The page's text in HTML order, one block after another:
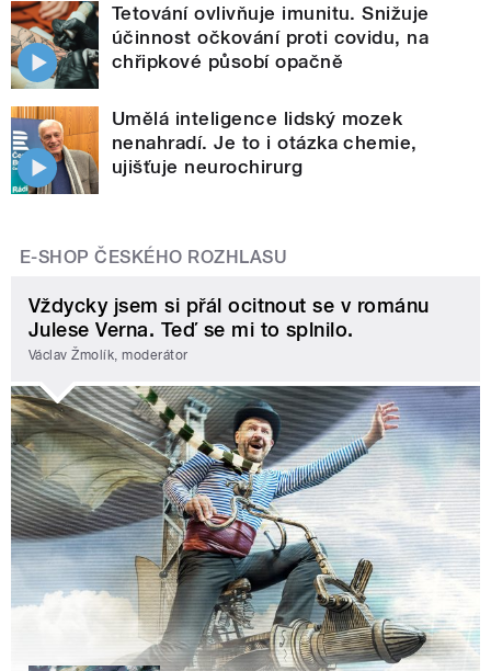
Tetování ovlivňuje imunitu. Snižuje
účinnost očkování proti covidu, na
chřipkové působí opačně
Umělá inteligence lidský mozek
nenahradí. Je to i otázka chemie,
ujišťuje neurochirurg
E-SHOP ČESKÉHO ROZHLASU
Vždycky jsem si přál ocitnout se v románu
Julese Verna. Teď se mi to splnilo.
Václav Žmolík, moderátor